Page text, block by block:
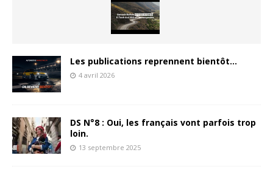
Les publications reprennent bientôt…
4 avril 2026
DS N°8 : Oui, les français vont parfois trop
loin.
13 septembre 2025